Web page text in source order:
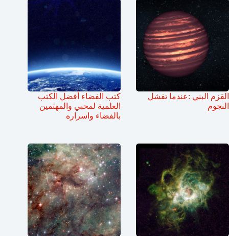
القزم البني :عندما تفشل
النجوم
كتب الفضاء أفضل الكتب
العلمية لمحبي والمهتمين
بالفضاء واسراره